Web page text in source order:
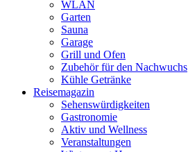
WLAN
Garten
Sauna
Garage
Grill und Ofen
Zubehör für den Nachwuchs
Kühle Getränke
Reisemagazin
Sehenswürdigkeiten
Gastronomie
Aktiv und Wellness
Veranstaltungen